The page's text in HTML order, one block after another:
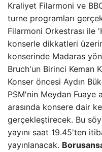
Kraliyet Filarmoni ve
turne programları
Filarmoni Orkestrası
konserle dikkatleri
konserinde Madaras
Bruch'un Birinci Keman
Konser öncesi Aydın
PSM'nin Meydan Fuaye
arasında konsere dair
gerçekleştirecek. Bu
yayını saat 19.45'ten
yayınlanacak.